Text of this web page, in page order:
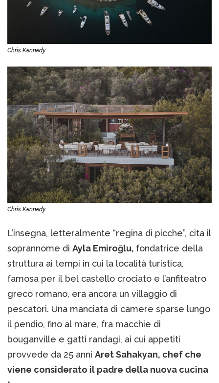
Chris Kennedy
Chris Kennedy
L’insegna, letteralmente “regina di picche”, cita il
soprannome di Ayla Emiroğlu, fondatrice della
struttura ai tempi in cui la località turistica,
famosa per il bel castello crociato e l’anfiteatro
greco romano, era ancora un villaggio di
pescatori. Una manciata di camere sparse lungo
il pendio, fino al mare, fra macchie di
bouganville e gatti randagi, ai cui appetiti
provvede da 25 anni Aret Sahakyan, chef che
viene considerato il padre della nuova cucina